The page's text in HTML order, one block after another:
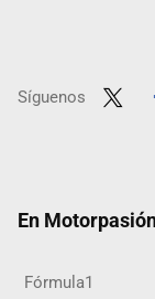
Síguenos
En
Fórmula1